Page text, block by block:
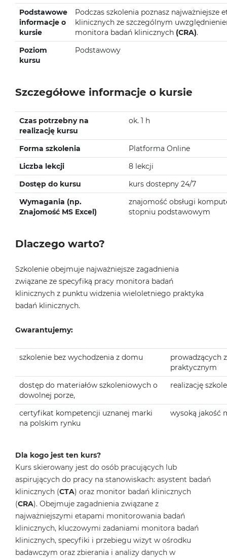
Podstawowe
informacje o
kursie
Podczas szkolenia poznasz najważniejsze
klinicznych ze szczególnym
monitora badań klinicznych(CRA).
Poziom
kursu
Podstawowy
Szczegółowe informacje o kursie
Czas potrzebny na
realizację kursu
ok. 1 h
Forma szkolenia
Platforma Online
Liczba lekcji
8 lekcji
Dostęp do kursu
kurs dostepny 24/7
Wymagania (np.
Znajomość MS Excel)
znajomość obsługi
stopniu podstawowym
Dlaczego warto?
Szkolenie obejmuje najważniejsze zagadnienia
związane ze specyfiką pracy monitora badań
klinicznych z punktu widzenia wieloletniego praktyka
badań klinicznych.
Gwarantujemy:
szkolenie bez wychodzenia z domu
prowadzących
praktycznym
dostęp do materiałów szkoleniowych o
dowolnej porze,
realizację
certyfikat kompetencji uznanej marki
na polskim rynku
wysoką jakość
Dla kogo jest ten kurs?
Kurs skierowany jest do osób pracujących lub
aspirujących do pracy na stanowiskach: asystent badań
klinicznych (CTA) oraz monitor badań klinicznych
(CRA). Obejmuje zagadnienia związane z
najważniejszymi etapami monitorowania badań
klinicznych, kluczowymi zadaniami monitora badań
klinicznych, specyfiki i przebiegu wizyt w ośrodku
badawczym oraz zbierania i analizy danych w